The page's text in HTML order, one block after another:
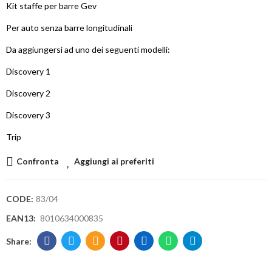
Kit staffe per barre Gev
Per auto senza barre longitudinali
Da aggiungersi ad uno dei seguenti modelli:
Discovery 1
Discovery 2
Discovery 3
Trip
Confronta Aggiungi ai preferiti
CODE: 83/04
EAN13: 8010634000835